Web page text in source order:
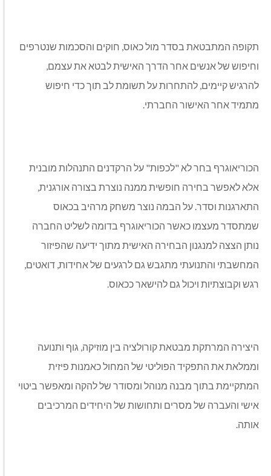
תקופה המתבטאת בסדר מול כאוס, חוקים והסכמות שנטרפים
וחיפוש של אנשים אחר הדרך האישית לבטא את עצמם,
להרגיש קיימים, להתחרות על תשומת לב תוך כדי חיפוש
מתמיד אחר האישור החברתי.
הכוריאוגרף בחר לא "לכפות" על הרקדנים התנהלות מובנית
אלא לאפשר בחירה חופשית ממנה נוצרת בצורה אורגנית,
התארגנות וסדר. על הבמה נוצר משחק מרהיב בכאוס
שמתסדר מעצמו כאשר הכוריאוגרף בדומה לשליט החברה
נותן הצצה למנגנון הבחירה האישית מתוך ידיעה שהפיזור
המחשבתי והתנועתי מתגבש גם לרגעים של אחידות, דואטים,
רגש וקבוצתיות ויכול גם להישאר ככאוס.
היצירה המרתקת מבטאת קורולציה בין מוזיקה, גוף ותנועה
וממלאת את התפקיד הפוליטי של המחול כאמנות פיזית
המתקיימת בתוך מבנה מנוהל ומסודר של להקה ומאפשר ביטוי
אישי והעברה של מסרים ותחושות של היחידים המרכיבים
אותה.